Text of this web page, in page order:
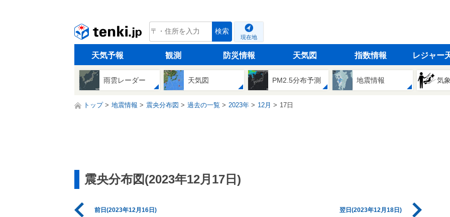
tenki.jp 検索
現在地
天気予報 観測 防災情報 天気図 指数情報 レジャー
雨雲レーダー 天気図 PM2.5分布予測 地震情報 気
トップ 地震情報 震央分布図 過去の一覧 2023年 12月 17日
震央分布図(2023年12月17日)
前日(2023年12月16日) 翌日(2023年12月18日)